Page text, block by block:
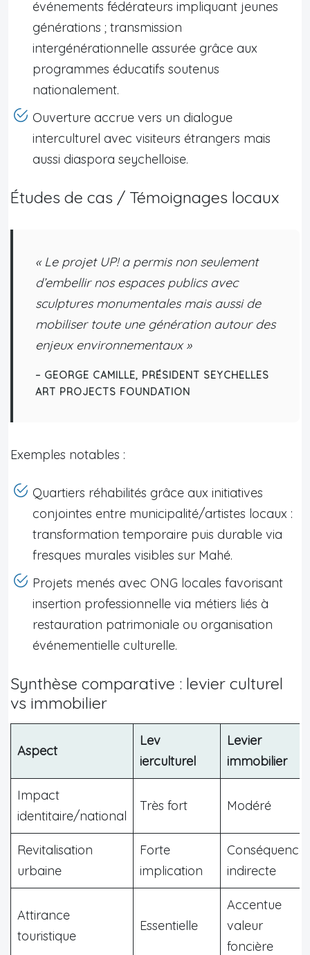
événements fédérateurs impliquant jeunes
générations ; transmission
intergénérationnelle assurée grâce aux
programmes éducatifs soutenus
nationalement.
Ouverture accrue vers un dialogue
interculturel avec visiteurs étrangers mais
aussi diaspora seychelloise.
Études de cas / Témoignages locaux
« Le projet UP! a permis non seulement
d’embellir nos espaces publics avec
sculptures monumentales mais aussi de
mobiliser toute une génération autour des
enjeux environnementaux »
– GEORGE CAMILLE, PRÉSIDENT SEYCHELLES
ART PROJECTS FOUNDATION
Exemples notables :
Quartiers réhabilités grâce aux initiatives
conjointes entre municipalité/artistes locaux :
transformation temporaire puis durable via
fresques murales visibles sur Mahé.
Projets menés avec ONG locales favorisant
insertion professionnelle via métiers liés à
restauration patrimoniale ou organisation
événementielle culturelle.
Synthèse comparative : levier culturel
vs immobilier
Aspect
Lev
ierculturel
Levier
immobilier
Impact
identitaire/national
Très fort Modéré
Revitalisation
urbaine
Forte
implication
Conséquence
indirecte
Attirance
touristique
Essentielle
Accentue
valeur
foncière